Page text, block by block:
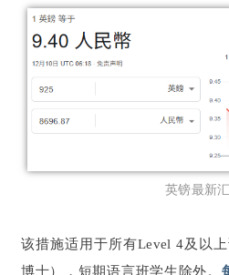
英镑最新
该措施适用于所有Level 4及以
博士），短期语言班学生除外。